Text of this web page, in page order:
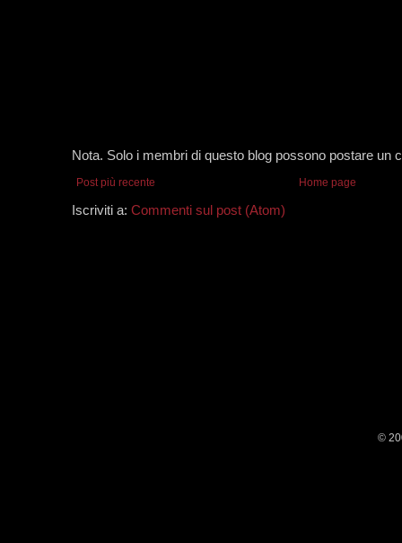
Nota. Solo i membri di questo blog possono postare un
Post più recente Home page
Iscriviti a: Commenti sul post (Atom)
©